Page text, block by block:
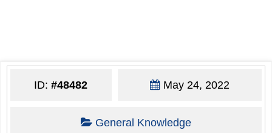
ID:#48482 May 24, 2022
General Knowledge